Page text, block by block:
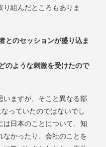
組んだところもありま
とのセッションが盛り込ま
のような刺激を受けたので
いますが、そこと異なる部
っていたのではないでし
は日本のことについて、知
なかったり、会社のことを